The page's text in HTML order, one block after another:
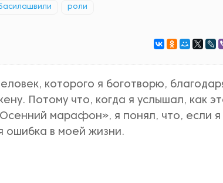
роли
которого я боготворю,
Потому что, когда я услышал, как
марафон», я понял, что, если я
ошибка в моей жизни.